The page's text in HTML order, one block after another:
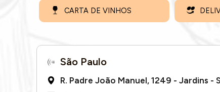
CARTA DE VINHOS
São Paulo
R. Padre João Manuel, 1249 - Jardins -